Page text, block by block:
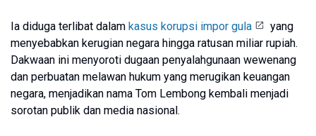
Ia diduga terlibat dalam kasus korupsi impor gula
yang
menyebabkan kerugian negara hingga ratusan miliar rupiah.
Dakwaan ini menyoroti dugaan penyalahgunaan wewenang
dan perbuatan melawan hukum yang merugikan keuangan
negara, menjadikan nama Tom Lembong kembali menjadi
sorotan publik dan media nasional.